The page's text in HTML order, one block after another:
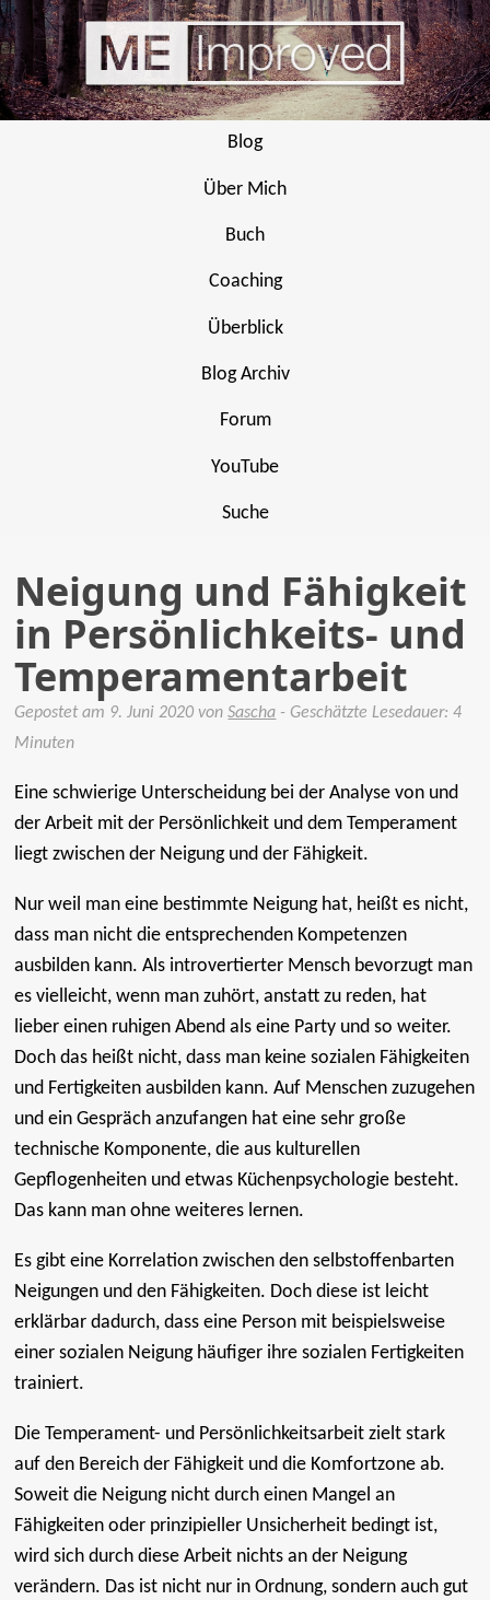
Blog
Über Mich
Buch
Coaching
Überblick
Blog Archiv
Forum
YouTube
Suche
Neigung und Fähigkeit
in Persönlichkeits- und
Temperamentarbeit
Gepostet am 9. Juni 2020vonSascha - Geschätzte Lesedauer: 4
Minuten
Eine schwierige Unterscheidung bei der Analyse von und
der Arbeit mit der Persönlichkeit und dem Temperament
liegt zwischen der Neigung und der Fähigkeit.
Nur weil man eine bestimmte Neigung hat, heißt es nicht,
dass man nicht die entsprechenden Kompetenzen
ausbilden kann. Als introvertierter Mensch bevorzugt man
es vielleicht, wenn man zuhört, anstatt zu reden, hat
lieber einen ruhigen Abend als eine Party und so weiter.
Doch das heißt nicht, dass man keine sozialen Fähigkeiten
und Fertigkeiten ausbilden kann. Auf Menschen zuzugehen
und ein Gespräch anzufangen hat eine sehr große
technische Komponente, die aus kulturellen
Gepflogenheiten und etwas Küchenpsychologie besteht.
Das kann man ohne weiteres lernen.
Es gibt eine Korrelation zwischen den selbstoffenbarten
Neigungen und den Fähigkeiten. Doch diese ist leicht
erklärbar dadurch, dass eine Person mit beispielsweise
einer sozialen Neigung häufiger ihre sozialen Fertigkeiten
trainiert.
Die Temperament- und Persönlichkeitsarbeit zielt stark
auf den Bereich der Fähigkeit und die Komfortzone ab.
Soweit die Neigung nicht durch einen Mangel an
Fähigkeiten oder prinzipieller Unsicherheit bedingt ist,
wird sich durch diese Arbeit nichts an der Neigung
verändern. Das ist nicht nur in Ordnung, sondern auch gut